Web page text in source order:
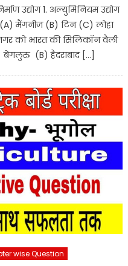
उद्योग 1. अल्युमिनियम उद्योग
मैंगनीज (B) टिन (C) लोहा
को भारत की सिलिकॉन वैली
(B) हैदराबाद […]
wise Question